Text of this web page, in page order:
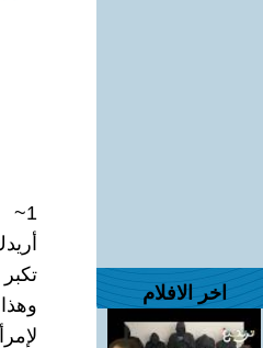
اخر الافلام
1~